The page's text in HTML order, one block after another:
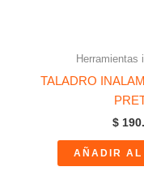
Herramientas
TALADRO
$
AÑADIR AL